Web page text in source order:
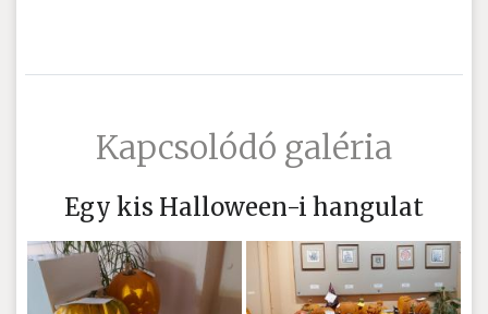
Kapcsolódó galéria
Egy kis Halloween-i hangulat